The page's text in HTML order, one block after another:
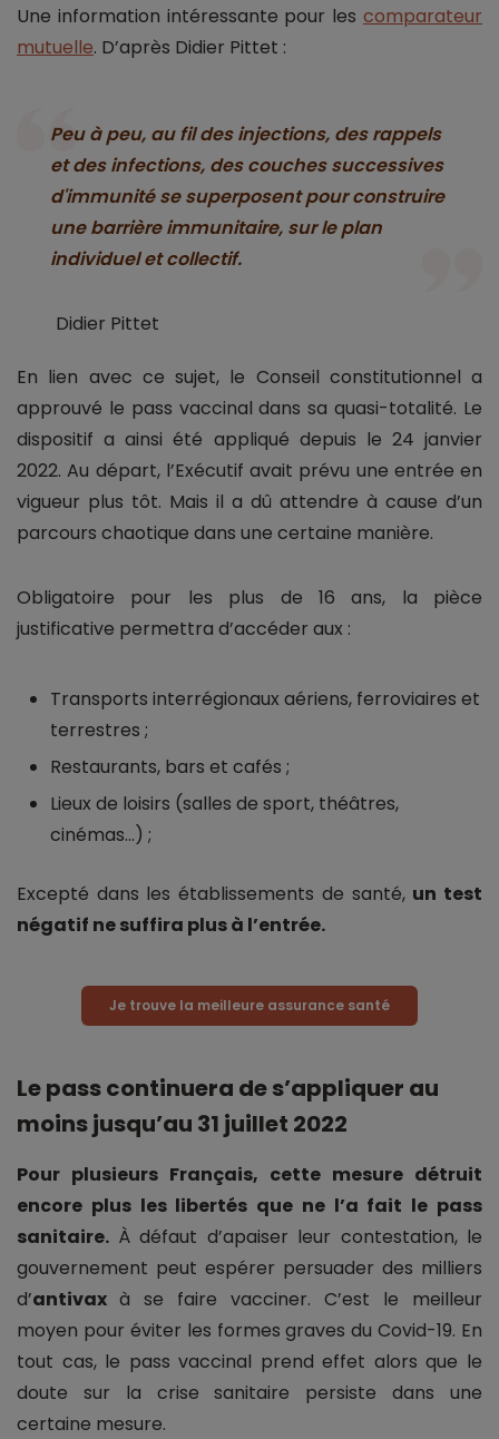
Une information intéressante pour les comparateur
mutuelle. D’après Didier Pittet :
Peu à peu, au fil des injections, des rappels
et des infections, des couches successives
d'immunité se superposent pour construire
une barrière immunitaire, sur le plan
individuel et collectif.
Didier Pittet
En lien avec ce sujet, le Conseil constitutionnel a
approuvé le pass vaccinal dans sa quasi-totalité. Le
dispositif a ainsi été appliqué depuis le 24 janvier
2022. Au départ, l’Exécutif avait prévu une entrée en
vigueur plus tôt. Mais il a dû attendre à cause d’un
parcours chaotique dans une certaine manière.
Obligatoire pour les plus de 16 ans, la pièce
justificative permettra d’accéder aux :
Transports interrégionaux aériens, ferroviaires et
terrestres ;
Restaurants, bars et cafés ;
Lieux de loisirs (salles de sport, théâtres,
cinémas…) ;
Excepté dans les établissements de santé, un test
négatif ne suffira plus à l’entrée.
Je trouve la meilleure assurance santé
Le pass continuera de s’appliquer au
moins jusqu’au 31 juillet 2022
Pour plusieurs Français, cette mesure détruit
encore plus les libertés que ne l’a fait le pass
sanitaire. À défaut d’apaiser leur contestation, le
gouvernement peut espérer persuader des milliers
d’antivax à se faire vacciner. C’est le meilleur
moyen pour éviter les formes graves du Covid-19. En
tout cas, le pass vaccinal prend effet alors que le
doute sur la crise sanitaire persiste dans une
certaine mesure.